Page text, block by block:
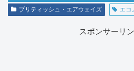
ブリティッシュ・エアウェイズ
エコ
スポンサーリ